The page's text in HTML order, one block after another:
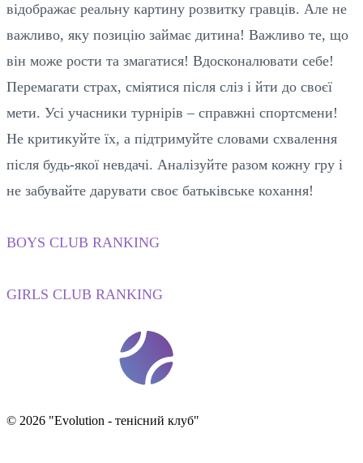
відображає реальну картину розвитку гравців. Але не
важливо, яку позицію займає дитина! Важливо те, що
він може рости та змагатися! Вдосконалювати себе!
Перемагати страх, сміятися після сліз і йти до своєї
мети. Усі учасники турнірів – справжні спортсмени!
Не критикуйте їх, а підтримуйте словами схвалення
після будь-якої невдачі. Аналізуйте разом кожну гру і
не забувайте дарувати своє батьківське кохання!
BOYS CLUB RANKING
GIRLS CLUB RANKING
© 2026 "Evolution - тенісний клуб"